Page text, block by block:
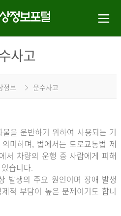
사고
정보 운수사고
물을 운반하기 위하여 사용되는 기
미하며, 법에서는 도로교통법 제
서 차량의 운행 중 사람에게 피해
습니다.
발생의 주요 원인이며 장애 발생
적 부담이 높은 문제이기도 합니